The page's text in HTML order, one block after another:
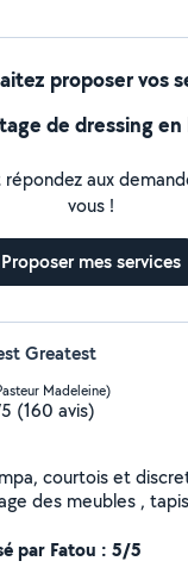
proposer vos
de dressing en
répondez aux
vous !
Proposer mes services
Greatest
Madeleine)
(160 avis)
courtois et
des meubles ,
jardinage et évacuation
Installation de tondeuse
par Fatou : 5/5